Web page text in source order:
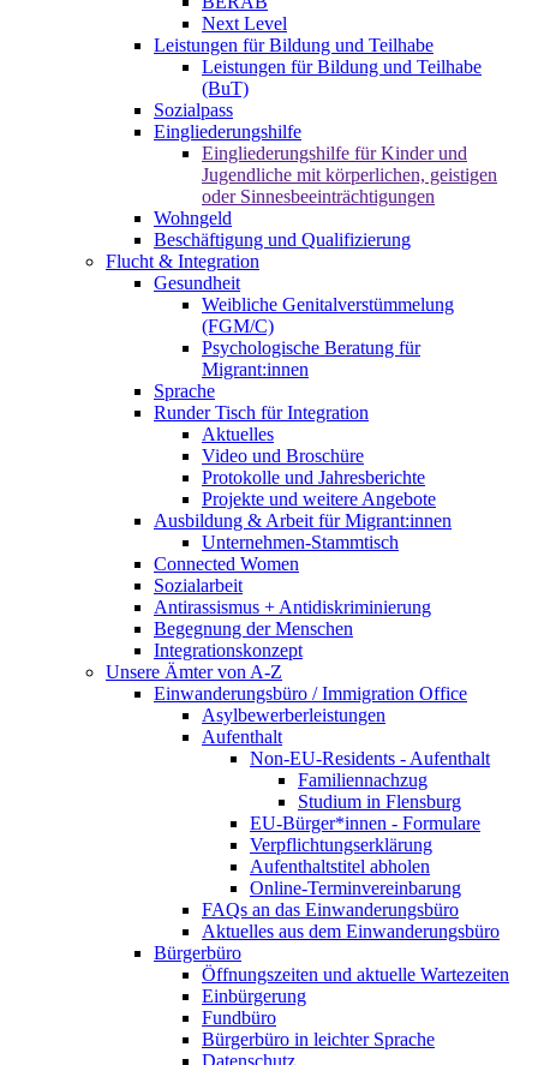
Next Level
Leistungen für Bildung und Teilhabe
Leistungen für Bildung und Teilhabe
(BuT)
Sozialpass
Eingliederungshilfe
Eingliederungshilfe für Kinder und
Jugendliche mit körperlichen, geistigen
oder Sinnesbeeinträchtigungen
Wohngeld
Beschäftigung und Qualifizierung
Flucht & Integration
Gesundheit
Weibliche Genitalverstümmelung
(FGM/C)
Psychologische Beratung für
Migrant:innen
Sprache
Runder Tisch für Integration
Aktuelles
Video und Broschüre
Protokolle und Jahresberichte
Projekte und weitere Angebote
Ausbildung & Arbeit für Migrant:innen
Unternehmen-Stammtisch
Connected Women
Sozialarbeit
Antirassismus + Antidiskriminierung
Begegnung der Menschen
Integrationskonzept
Unsere Ämter von A-Z
Einwanderungsbüro / Immigration Office
Asylbewerberleistungen
Aufenthalt
Non-EU-Residents - Aufenthalt
Familiennachzug
Studium in Flensburg
EU-Bürger*innen - Formulare
Verpflichtungserklärung
Aufenthaltstitel abholen
Online-Terminvereinbarung
FAQs an das Einwanderungsbüro
Aktuelles aus dem Einwanderungsbüro
Bürgerbüro
Öffnungszeiten und aktuelle Wartezeiten
Einbürgerung
Fundbüro
Bürgerbüro in leichter Sprache
Datenschutz